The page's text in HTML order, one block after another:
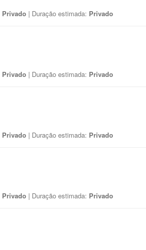
Privado | Duração estimada: Privado
Privado | Duração estimada: Privado
Privado | Duração estimada: Privado
Privado | Duração estimada: Privado